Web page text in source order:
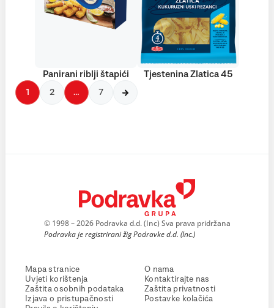
Panirani riblji štapići Tjestenina Zlatica 45
1 2 … 7
© 1998 – 2026 Podravka d.d. (Inc) Sva prava pridržana
Podravka je registrirani žig Podravke d.d. (Inc.)
Mapa stranice
Uvjeti korištenja
Zaštita osobnih podataka
Izjava o pristupačnosti
O nama
Kontaktirajte nas
Zaštita privatnosti
Postavke kolačića